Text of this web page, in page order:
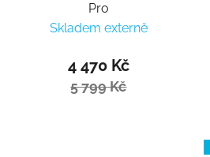
Pro
Skladem externě
4 470 Kč
5 799 Kč